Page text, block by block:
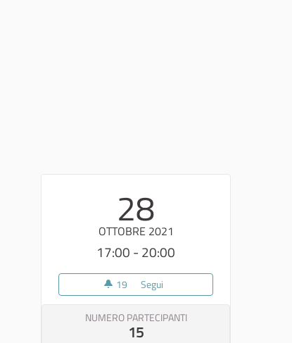
28
OTTOBRE 2021
17:00 - 20:00
19 19 sostenitori
Segui
NUMERO PARTECIPANTI
15